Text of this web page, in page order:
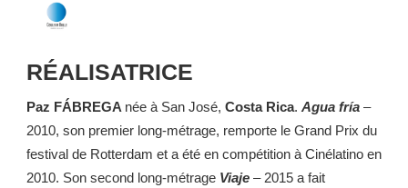
RÉALISATRICE
Paz FÁBREGA née à San José, Costa Rica. Agua fría –
2010, son premier long-métrage, remporte le Grand Prix du
festival de Rotterdam et a été en compétition à Cinélatino en
2010. Son second long-métrage Viaje – 2015 a fait